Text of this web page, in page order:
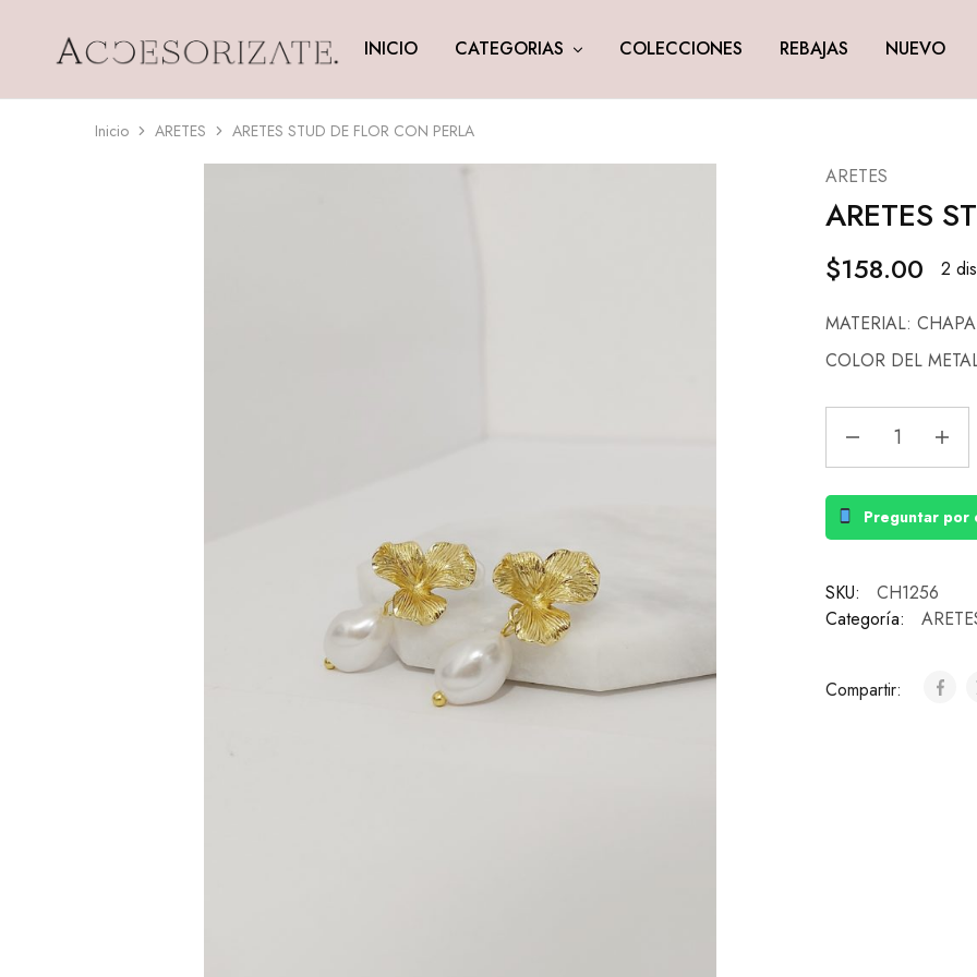
Accesorizate INICIO CATEGORIAS COLECCIONES REBAJAS NUEVO
Inicio ARETES ARETES STUD DE FLOR CON PERLA
ARETES
ARETES
$158.00 2
MATERIAL:
COLOR DEL
Preguntar por
SKU:
CH1256
Categoría:
Compartir: